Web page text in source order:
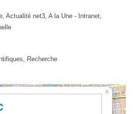
Actualité net3, A la Une - Intranet,
Recherche
×